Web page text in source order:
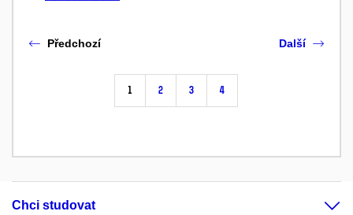
Předchozí
1 2 3 4
Další
Chci studovat